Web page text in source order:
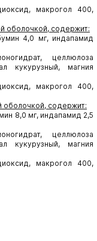
макрогол 400,
оболочкой, содержит:
4,0 мг, индапамид
целлюлоза
кукурузный, магния
макрогол 400,
оболочкой, содержит:
8,0 мг, индапамид 2,5
целлюлоза
кукурузный, магния
макрогол 400,